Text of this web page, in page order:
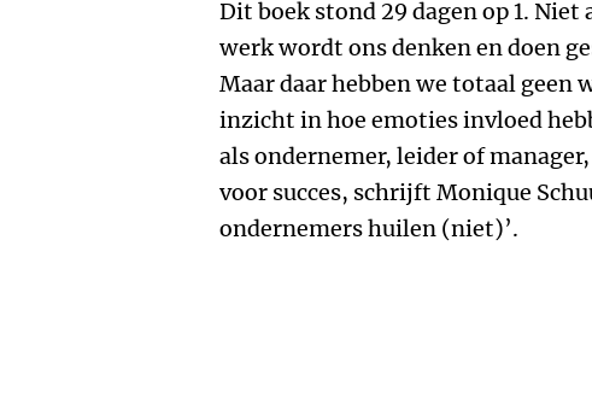
Dit boek stond 29 dagen op 1.
werk wordt ons denken en doen
Maar daar hebben we totaal geen
inzicht in hoe emoties invloed
als ondernemer, leider of
voor succes, schrijft Monique
ondernemers huilen (niet)’.